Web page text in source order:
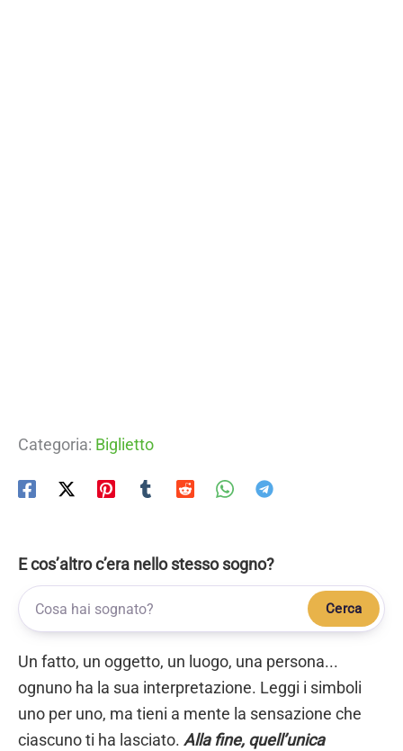
Categoria: Biglietto
E cos’altro c’era nello stesso sogno?
Cerca
Un fatto, un oggetto, un luogo, una persona...
ognuno ha la sua interpretazione. Leggi i simboli
uno per uno, ma tieni a mente la sensazione che
ciascuno ti ha lasciato. Alla fine, quell’unica